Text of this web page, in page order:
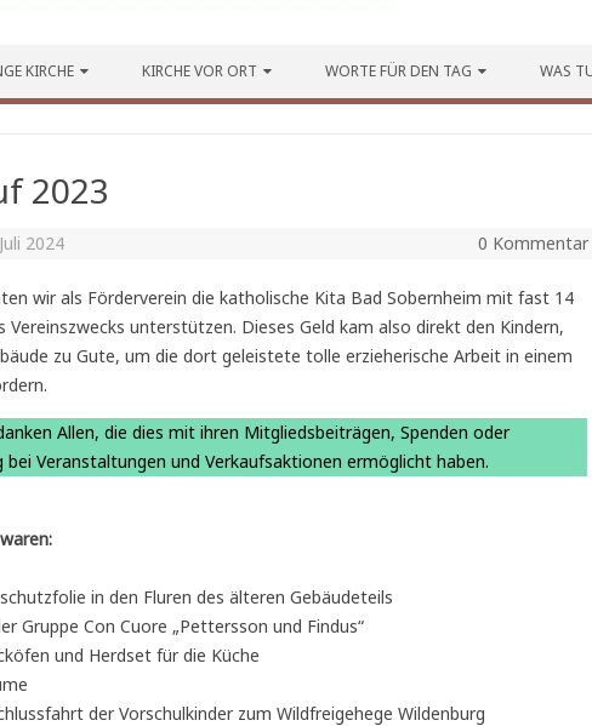
KIRCHE KIRCHE VOR ORT WORTE FÜR DEN TAG WAS
2023
2024 0 Kommentar
wir als Förderverein die katholische Kita Bad Sobernheim mit fast 14
Vereinszwecks unterstützen. Dieses Geld kam also direkt den Kindern,
zu Gute, um die dort geleistete tolle erzieherische Arbeit in einem
Allen, die dies mit ihren Mitgliedsbeiträgen, Spenden oder
Veranstaltungen und Verkaufsaktionen ermöglicht haben.
in den Fluren des älteren Gebäudeteils
Gruppe Con Cuore „Pettersson und Findus“
und Herdset für die Küche
der Vorschulkinder zum Wildfreigehege Wildenburg